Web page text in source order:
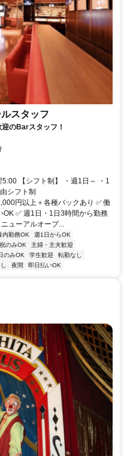
スタッフ
のBarスタッフ！
【シフト制】 ・週1日～ ・1
シフト制
円以上＋各種バックあり ✅ 働
✅ 週1日・1日3時間から勤務
ューアルオープ...
内勤務OK
週1日からOK
のみOK
主婦・主夫歓迎
のみOK 学生歓迎
転勤なし
夜間 即日払いOK